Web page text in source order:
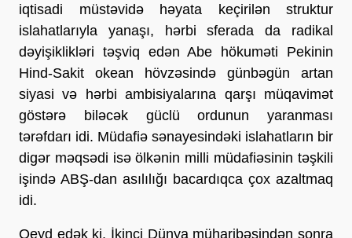
iqtisadi müstəvidə həyata keçirilən struktur
islahatlarıyla yanaşı, hərbi sferada da radikal
dəyişiklikləri təşviq edən Abe hökuməti Pekinin
Hind-Sakit okean hövzəsində günbəgün artan
siyasi və hərbi ambisiyalarına qarşı müqavimət
göstərə biləcək güclü ordunun yaranması
tərəfdarı idi. Müdafiə sənayesindəki islahatların bir
digər məqsədi isə ölkənin milli müdafiəsinin təşkili
işində ABŞ-dan asılılığı bacardıqca çox azaltmaq
idi.
Qeyd edək ki, İkinci Dünya müharibəsindən sonra